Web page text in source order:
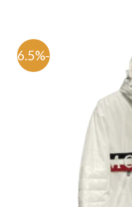
-76.5%